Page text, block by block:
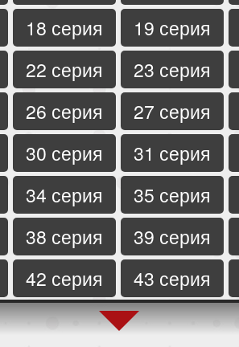
18 серия
19 серия
22 серия
23 серия
26 серия
27 серия
30 серия
31 серия
34 серия
35 серия
38 серия
39 серия
42 серия
43 серия
46 серия
47 серия